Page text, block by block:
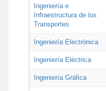
Ingeniería e
Infraestructura de los
Transportes
Ingeniería Electrónica
Ingeniería Eléctrica
Ingeniería Gráfica